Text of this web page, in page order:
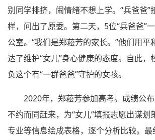
别同学排挤，闹情绪不想上学。“兵爸爸”
样，问出了原委。第二天，5位“兵爸爸”
公室。“我们是郑菘芳的家长。”他们用平
达了维护“女儿”身心健康的态度。自此，
负这个有“一群爸爸”守护的女孩。
2020年，郑菘芳参加高考。成绩公
不约而同赶来，为“女儿”填报志愿出谋划
专业等信息绘成表格，逐个分析比较。